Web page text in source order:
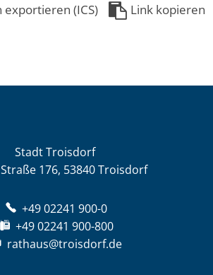
exportieren (ICS)
Link kopieren
Stadt Troisdorf
176, 53840 Troisdorf
+49 02241 900-0
+49 02241 900-800
rathaus@troisdorf.de